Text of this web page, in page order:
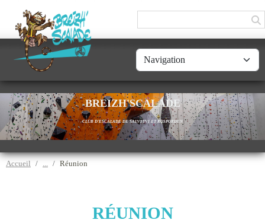
BREIZH'SCALADE
CLUB D'ESCALADE DE SAINT-YVI ET ROSPORDEN
Accueil Réunion
RÉUNION